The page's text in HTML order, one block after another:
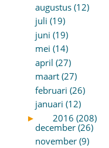
augustus (12)
juli (19)
juni (19)
mei (14)
april (27)
maart (27)
februari (26)
januari (12)
►
2016 (208)
december (26)
november (9)